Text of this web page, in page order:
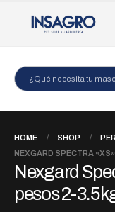
HOME SHOP
NEXGARD SPECTRA
Nexgard
pesos 2-